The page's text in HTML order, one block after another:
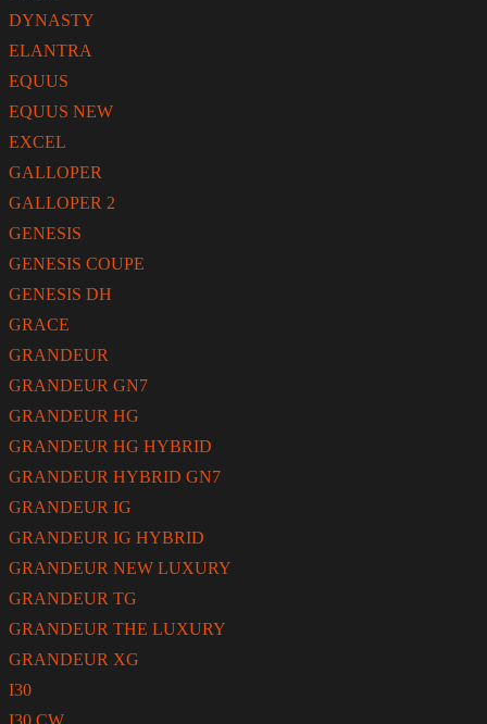
DYNASTY
ELANTRA
EQUUS
EQUUS NEW
EXCEL
GALLOPER
GALLOPER 2
GENESIS
GENESIS COUPE
GENESIS DH
GRACE
GRANDEUR
GRANDEUR GN7
GRANDEUR HG
GRANDEUR HG HYBRID
GRANDEUR HYBRID GN7
GRANDEUR IG
GRANDEUR IG HYBRID
GRANDEUR NEW LUXURY
GRANDEUR TG
GRANDEUR THE LUXURY
GRANDEUR XG
I30
I30 CW